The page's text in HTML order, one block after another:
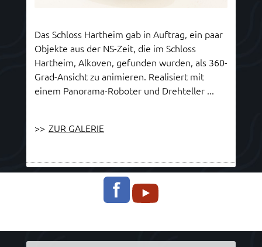
Das Schloss Hartheim gab in Auftrag, ein paar
Objekte aus der NS-Zeit, die im Schloss
Hartheim, Alkoven, gefunden wurden, als 360-
Grad-Ansicht zu animieren. Realisiert mit
einem Panorama-Roboter und Drehteller ...
>> ZUR GALERIE